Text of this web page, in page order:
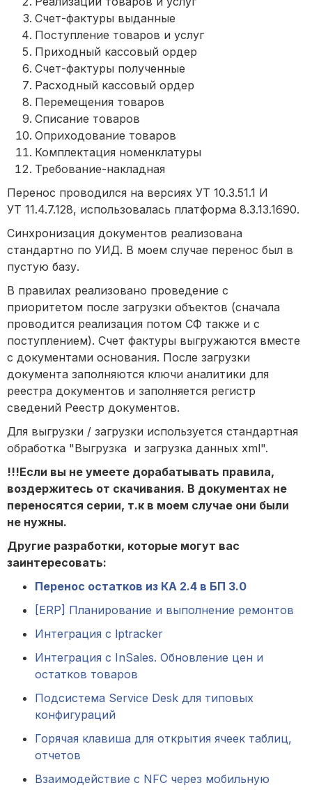
Счет-фактуры выданные
Поступление товаров и услуг
Приходный кассовый ордер
Счет-фактуры полученные
Расходный кассовый ордер
Перемещения товаров
Списание товаров
Оприходование товаров
Комплектация номенклатуры
Требование-накладная
Перенос проводился на версиях УТ 10.3.51.1 И
УТ 11.4.7.128, использовалась платформа 8.3.13.1690.
Синхронизация документов реализована
стандартно по УИД. В моем случае перенос был в
пустую базу.
В правилах реализовано проведение с
приоритетом после загрузки объектов (сначала
проводится реализация потом СФ также и с
поступлением). Счет фактуры выгружаются вместе
с документами основания. После загрузки
документа заполняются ключи аналитики для
реестра документов и заполняется регистр
сведений Реестр документов.
Для выгрузки / загрузки используется стандартная
обработка "Выгрузка и загрузка данных xml".
!!!Если вы не умеете дорабатывать правила,
воздержитесь от скачивания. В документах не
переносятся серии, т.к в моем случае они были
не нужны.
Другие разработки, которые могут вас
заинтересовать:
Перенос остатков из КА 2.4 в БП 3.0
[ERP] Планирование и выполнение ремонтов
Интеграция c lptracker
Интеграция с InSales. Обновление цен и
остатков товаров
Подсистема Service Desk для типовых
конфигураций
Горячая клавиша для открытия ячеек таблиц,
отчетов
Взаимодействие с NFC через мобильную